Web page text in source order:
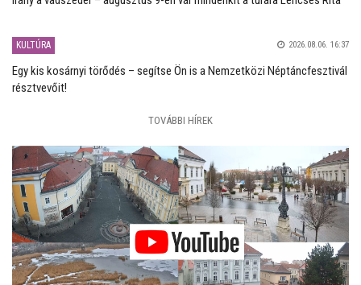
KULTÚRA 2026.08.06. 16:37
Egy kis kosárnyi törődés – segítse Ön is a Nemzetközi Néptáncfesztivál
résztvevőit!
TOVÁBBI HÍREK